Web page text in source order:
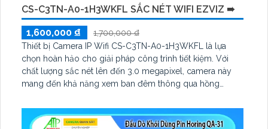
CS-C3TN-A0-1H3WKFL SẮC NÉT WIFI EZVIZ ➠
1,600,000 ₫
1,700,000 ₫
Thiết bị Camera IP Wifi CS-C3TN-A0-1H3WKFL là lựa
chọn hoàn hảo cho giải pháp công trình tiết kiệm. Với
chất lượng sắc nét lên đến 3.0 megapixel, camera này
mang đến khả năng xem ban đêm thông qua hồng
đảm bảo không giảm chất lượng, và ưu điểm là màu ban
đêm cho chất lượng hình ảnh tốt